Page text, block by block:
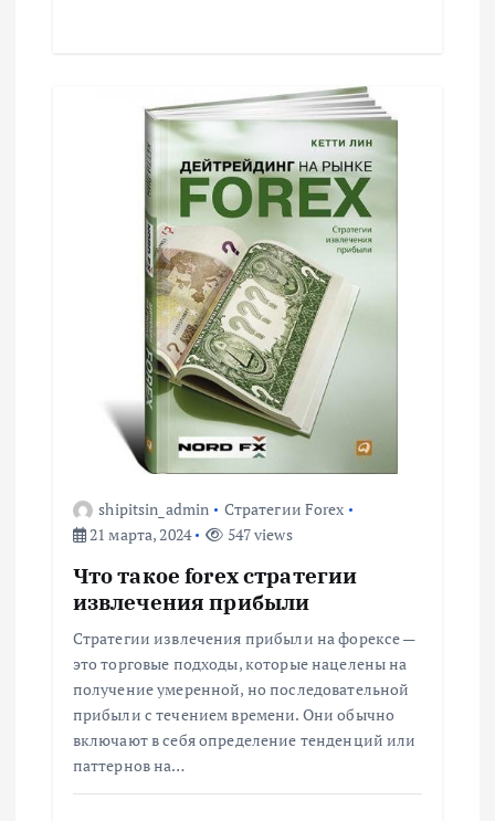
shipitsin_admin
Стратегии Forex
21 марта, 2024
547 views
Что такое forex стратегии
извлечения прибыли
Стратегии извлечения прибыли на форексе —
это торговые подходы, которые нацелены на
получение умеренной, но последовательной
прибыли с течением времени. Они обычно
включают в себя определение тенденций или
паттернов на…